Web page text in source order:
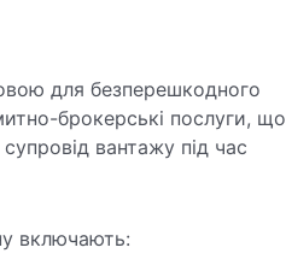
для безперешкодного
брокерські послуги, що
вантажу під час
включають: